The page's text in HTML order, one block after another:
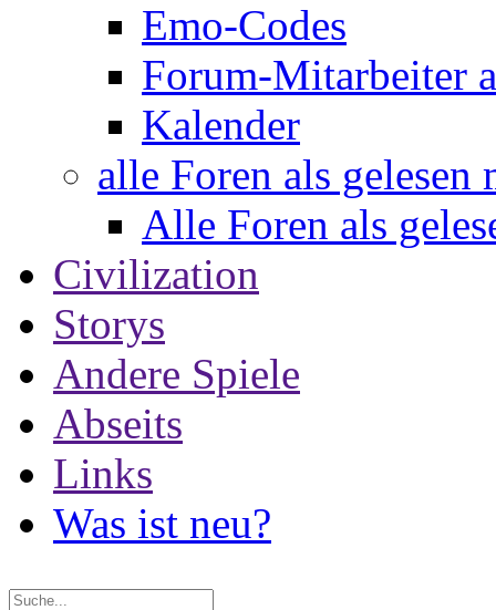
Emo-Codes
Forum-Mitarbeiter
Kalender
alle Foren als gelesen
Alle Foren als
Civilization
Storys
Andere Spiele
Abseits
Links
Was ist neu?